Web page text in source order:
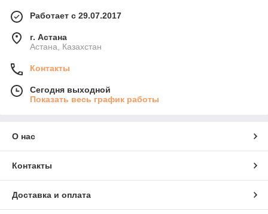
Работает с 29.07.2017
г. Астана
Астана, Казахстан
Контакты
Сегодня выходной
Показать весь график работы
О нас
Контакты
Доставка и оплата